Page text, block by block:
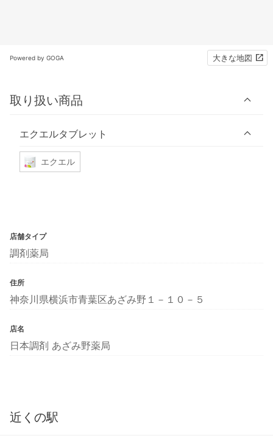
Powered by GOGA 大きな地図
取り扱い商品
エクエルタブレット
エクエル
店舗タイプ
調剤薬局
住所
神奈川県横浜市青葉区あざみ野１－１０－５
店名
日本調剤 あざみ野薬局
近くの駅